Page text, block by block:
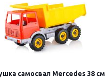
самосвал Mercedes 38 см